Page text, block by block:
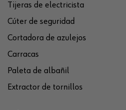
Tijeras de electricista
Cúter de seguridad
Cortadora de azulejos
Carracas
Paleta de albañil
Extractor de tornillos